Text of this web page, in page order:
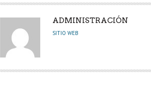
A
U
R
ADMINISTRACIÓN
SITIO WEB